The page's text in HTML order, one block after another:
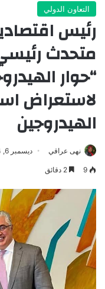
التعاون الدولي
رئيس
متحدث
“حوار
لاستعراض
الهيدروجين
نهى عراقي ديسمبر 6, 2024
9